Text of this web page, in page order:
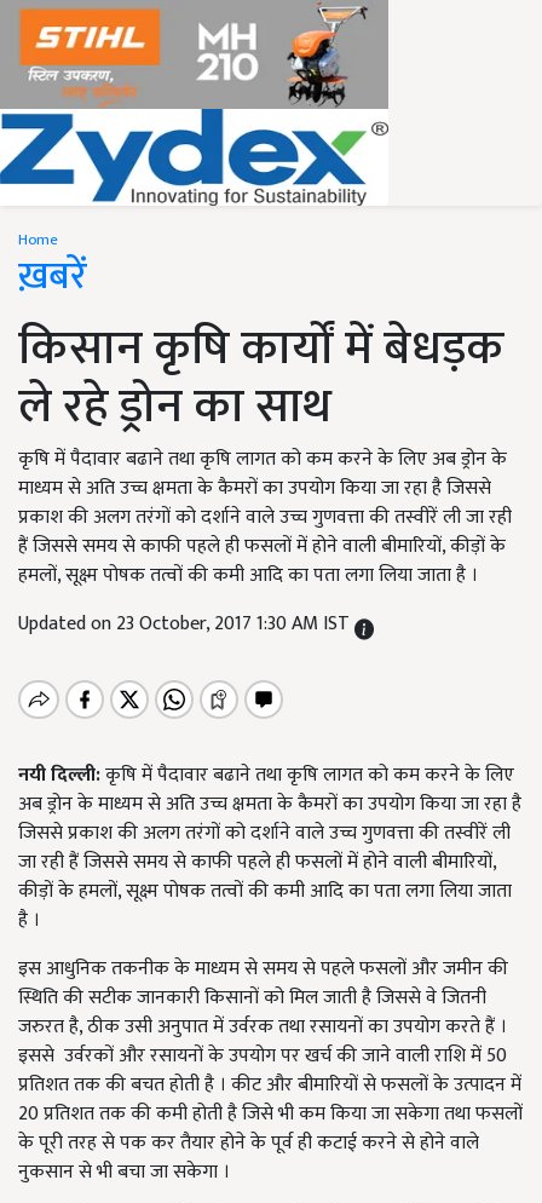
Home
ख़बरें
किसान कृषि कार्यों में बेधड़क
ले रहे ड्रोन का साथ
कृषि में पैदावार बढाने तथा कृषि लागत को कम करने के लिए अब ड्रोन के
माध्यम से अति उच्च क्षमता के कैमरों का उपयोग किया जा रहा है जिससे
प्रकाश की अलग तरंगों को दर्शाने वाले उच्च गुणवत्ता की तस्वीरें ली जा रही
हैं जिससे समय से काफी पहले ही फसलों में होने वाली बीमारियों, कीड़ों के
हमलों, सूक्ष्म पोषक तत्वों की कमी आदि का पता लगा लिया जाता है ।
Updated on 23 October, 2017 1:30 AM IST
नयी दिल्ली:कृषि में पैदावार बढाने तथा कृषि लागत को कम करने के लिए
अब ड्रोन के माध्यम से अति उच्च क्षमता के कैमरों का उपयोग किया जा रहा है
जिससे प्रकाश की अलग तरंगों को दर्शाने वाले उच्च गुणवत्ता की तस्वीरें ली
जा रही हैं जिससे समय से काफी पहले ही फसलों में होने वाली बीमारियों,
कीड़ों के हमलों, सूक्ष्म पोषक तत्वों की कमी आदि का पता लगा लिया जाता
है ।
इस आधुनिक तकनीक के माध्यम से समय से पहले फसलों और जमीन की
स्थिति की सटीक जानकारी किसानों को मिल जाती है जिससे वे जितनी
जरुरत है, ठीक उसी अनुपात में उर्वरक तथा रसायनों का उपयोग करते हैं ।
इससे उर्वरकों और रसायनों के उपयोग पर खर्च की जाने वाली राशि में 50
प्रतिशत तक की बचत होती है । कीट और बीमारियों से फसलों के उत्पादन में
20 प्रतिशत तक की कमी होती है जिसे भी कम किया जा सकेगा तथा फसलों
के पूरी तरह से पक कर तैयार होने के पूर्व ही कटाई करने से होने वाले
नुकसान से भी बचा जा सकेगा ।